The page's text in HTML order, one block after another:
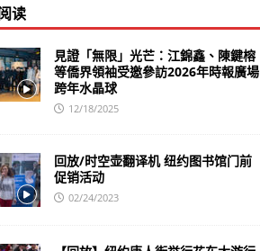
读
見證「無限」光芒：江錦鑫、陳鍵榕
等僑界領袖受邀參訪2026年時報廣場
跨年水晶球
12/18/2025
回放/时空壶翻译机 纽约图书馆门前
促销活动
02/24/2023